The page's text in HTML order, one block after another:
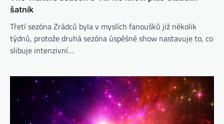
šatník
Třetí sezóna Zrádců byla v myslích fanoušků již několik
týdnů, protože druhá sezóna úspěšné show nastavuje to, co
slibuje intenzivní…